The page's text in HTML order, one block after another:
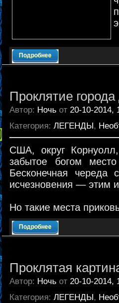
Подробнее
Проклятие
Автор: Ночь от 20-10-2014,
Категория: ЛЕГЕНДЫ,
США, округ
забытое богом
Бесконечная череда
исчезновения — этим
Но такие места
Подробнее
Проклятая
Автор: Ночь от 20-10-2014,
Категория: ЛЕГЕНДЫ ,